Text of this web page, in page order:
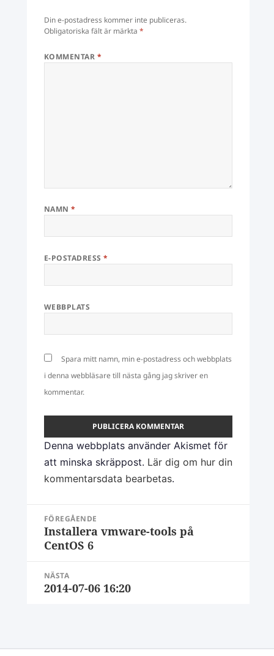
Din e-postadress kommer inte publiceras.
Obligatoriska fält är märkta *
KOMMENTAR *
NAMN*
E-POSTADRESS*
WEBBPLATS
Spara mitt namn, min e-postadress och webbplats
i denna webbläsare till nästa gång jag skriver en
kommentar.
Denna webbplats använder Akismet för
att minska skräppost. Lär dig om hur din
kommentarsdata bearbetas.
Inläggsnavigering
FÖREGÅENDE
Föregående
inlägg:
Installera vmware-tools på
CentOS 6
NÄSTA
Nästa
2014-07-06 16:20